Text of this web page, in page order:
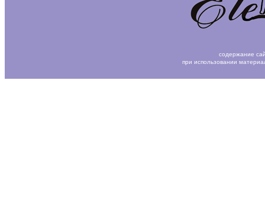
содержание
при использовании